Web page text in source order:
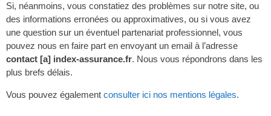
Si, néanmoins, vous constatiez des problèmes sur notre site, ou
des informations erronées ou approximatives, ou si vous avez
une question sur un éventuel partenariat professionnel, vous
pouvez nous en faire part en envoyant un email à l’adresse
contact [a] index-assurance.fr. Nous vous répondrons dans les
plus brefs délais.
Vous pouvez également consulter ici nos mentions légales.